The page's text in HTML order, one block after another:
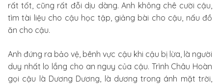
rất tốt, cũng rất đỗi dịu dàng. Anh không chê cười cậu,
tìm tài liệu cho cậu học tập, giảng bài cho cậu, nấu đồ
ăn cho cậu.
Anh đứng ra bảo vệ, bênh vực cậu khi cậu bị lừa, là người
duy nhất lo lắng cho an nguy của cậu. Trình Châu Hoàn
gọi cậu là Dương Dương, là dương trong ánh mặt trời,